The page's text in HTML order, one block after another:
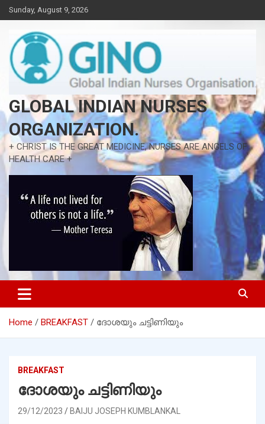
Skip
to
content
Sunday, August 9, 2026
GLOBAL INDIAN NURSES
ORGANIZATION.
+ CHRIST IS THE GREAT MEDICINE, NURSES ARE ANGELS OF
HEALTH CARE +
Home BREAKFAST ദോശയും ചട്ടിണിയും
BREAKFAST
ദോശയും ചട്ടിണിയും
29/12/2023 BAIJU JOSEPH KUMBLANKAL